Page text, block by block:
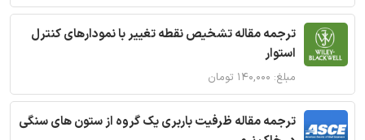
ترجمه مقاله تشخیص نقطه تغییر با نمودارهای کنترل
استوار
مبلغ: ۱۴۰,۰۰۰ تومان
ترجمه مقاله ظرفیت باربری یک گروه از ستون های سنگی